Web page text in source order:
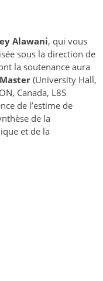
Alawani, qui vous
sous la direction de
la soutenance aura
(University Hall,
Canada, L8S
de l’estime de
de la
et de la